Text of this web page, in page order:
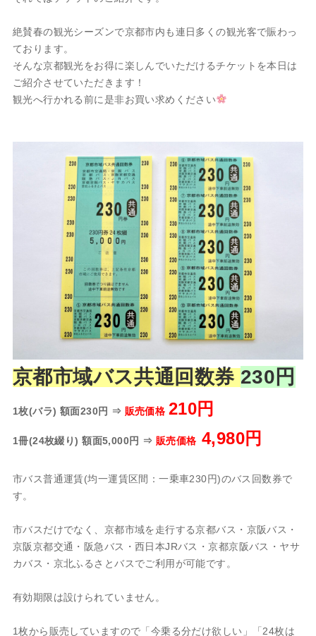
絶賛春の観光シーズンで京都市内も連日多くの観光客で賑わっ
ております。
そんな京都観光をお得に楽しんでいただけるチケットを本日は
ご紹介させていただきます！
観光へ行かれる前に是非お買い求めください
京都市域バス共通回数券 230円
1枚(バラ) 額面230円 ⇒ 販売価格 210円
1冊(24枚綴り) 額面5,000円 ⇒ 販売価格 4,980円
市バス普通運賃(均一運賃区間：一乗車230円)のバス回数券で
す。
市バスだけでなく、京都市域を走行する京都バス・京阪バス・
京阪京都交通・阪急バス・西日本JRバス・京都京阪バス・ヤサ
カバス・京北ふるさとバスでご利用が可能です。
有効期限は設けられていません。
1枚から販売していますので「今乗る分だけ欲しい」「24枚は